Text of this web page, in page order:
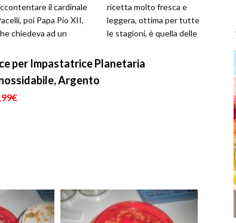
il cardinale
poi Papa Pio XII,
chiedeva ad un
ricetta molto fresca e
leggera, ottima per tutte
le stagioni, è quella delle
per Impastatrice Planetaria
Argento